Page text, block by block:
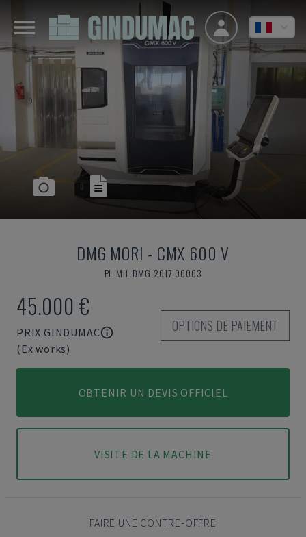
DMG MORI - CMX 600 V
PL-MIL-DMG-2017-00003
45.000 €
PRIX GINDUMAC
(Ex works)
OPTIONS DE PAIEMENT
OBTENIR UN DEVIS OFFICIEL
VISITE DE LA MACHINE
FAIRE UNE CONTRE-OFFRE